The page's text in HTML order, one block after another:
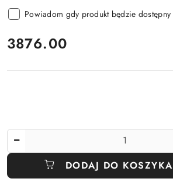
Powiadom gdy produkt będzie dostępny
cena:
3876.00
DODAJ DO KOSZYKA